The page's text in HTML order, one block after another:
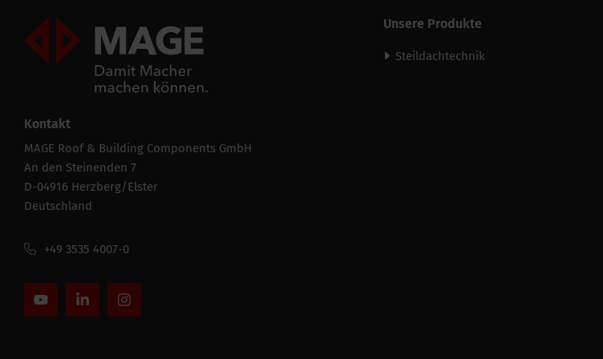
Mageroof Logo Footer
Kontakt
MAGE Roof & Building Components GmbH
An den Steinenden 7
D-04916 Herzberg/Elster
Deutschland
+49 3535 4007-0
Unsere Produkte
Steildachtechnik